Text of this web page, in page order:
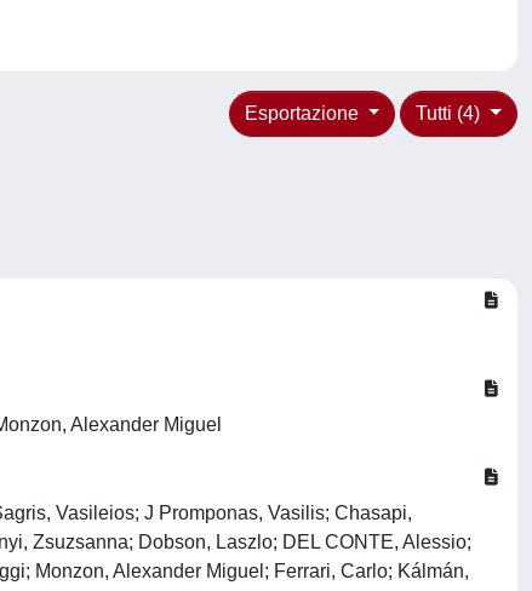
Tutti (4)
Esportazione
Alexander Miguel
Vasileios; J Promponas, Vasilis; Chasapi,
Zsuzsanna; Dobson, Laszlo; DEL CONTE, Alessio;
Monzon, Alexander Miguel; Ferrari, Carlo; Kálmán,